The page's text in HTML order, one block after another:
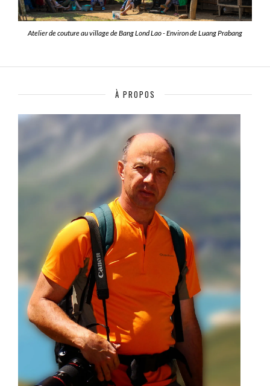
Atelier de couture au village de Bang Lond Lao - Environ de Luang Prabang
À PROPOS